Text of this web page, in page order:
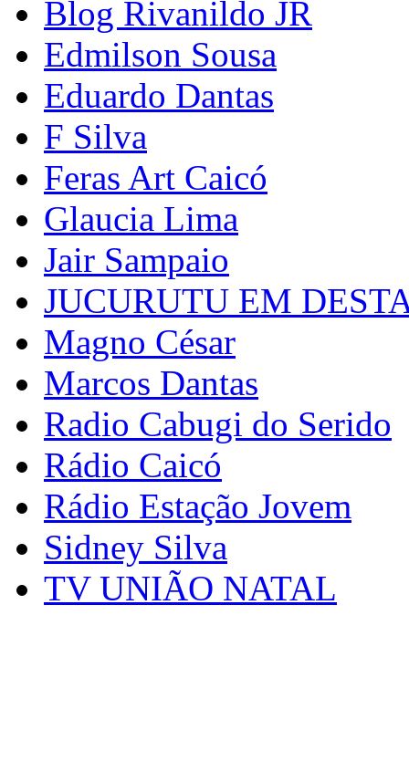
Blog Rivanildo JR
Edmilson Sousa
Eduardo Dantas
F Silva
Feras Art Caicó
Glaucia Lima
Jair Sampaio
JUCURUTU EM
Magno César
Marcos Dantas
Radio Cabugi do Serido
Rádio Caicó
Rádio Estação Jovem
Sidney Silva
TV UNIÃO NATAL